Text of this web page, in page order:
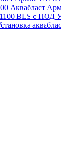
Аквабласт
BLS с ПОД